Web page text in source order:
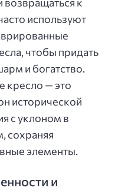
возвращаться к
используют
чтобы придать
и богатство.
кресло — это
исторической
с уклоном в
сохраняя
элементы.
и